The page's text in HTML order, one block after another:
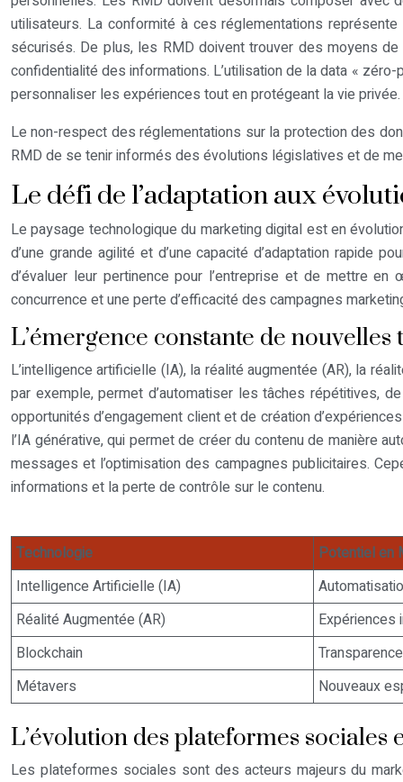
utilisateurs. La conformité à ces réglementations
sécurisés. De plus, les RMD doivent trouver des moyens
confidentialité des informations. L’utilisation de la data «
personnaliser les expériences tout en protégeant la vie privée.
Le non-respect des réglementations sur la protection des
RMD de se tenir informés des évolutions législatives et de
Le défi de l’adaptation aux
Le paysage technologique du marketing digital est en
d’une grande agilité et d’une capacité d’adaptation rapide
d’évaluer leur pertinence pour l’entreprise et de mettre
concurrence et une perte d’efficacité des campagnes
L’émergence constante de
L’intelligence artificielle (IA), la réalité augmentée (AR), la
par exemple, permet d’automatiser les tâches répétitives,
opportunités d’engagement client et de création
l’IA générative, qui permet de créer du contenu de manière
messages et l’optimisation des campagnes publicitaires.
informations et la perte de contrôle sur le contenu.
Technologie
Potentiel en
Intelligence Artificielle (IA)
Réalité Augmentée (AR)
Expériences
Blockchain
Métavers
Nouveaux
L’évolution des plateformes sociales
Les plateformes sociales sont des acteurs majeurs du